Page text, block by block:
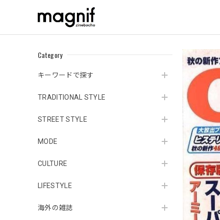
Category
キーワードで探す
TRADITIONAL STYLE
STREET STYLE
MODE
CULTURE
LIFESTYLE
海外の雑誌